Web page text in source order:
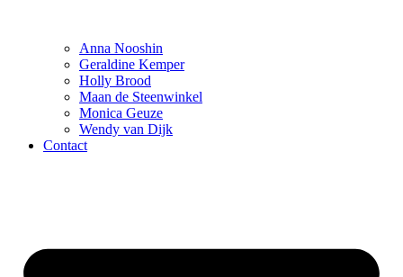
Anna Nooshin
Geraldine Kemper
Holly Brood
Maan de Steenwinkel
Monica Geuze
Wendy van Dijk
Contact